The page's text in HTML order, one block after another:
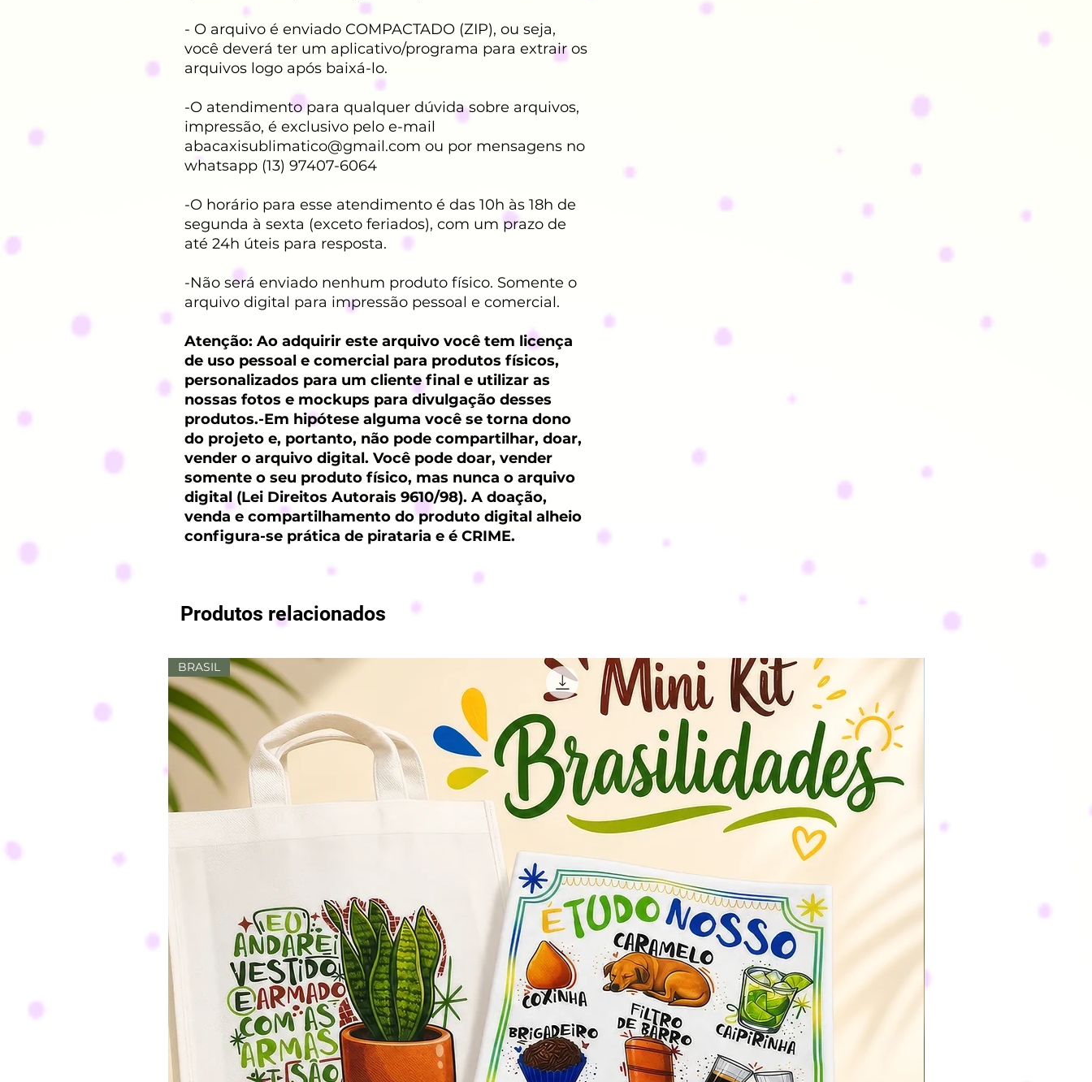
- O arquivo é enviado COMPACTADO (ZIP), ou seja,
você deverá ter um aplicativo/programa para extrair os
arquivos logo após baixá-lo.
-O atendimento para qualquer dúvida sobre arquivos,
impressão, é exclusivo pelo e-mail
abacaxisublimatico@gmail.com ou por mensagens no
whatsapp (13) 97407-6064
-O horário para esse atendimento é das 10h às 18h de
segunda à sexta (exceto feriados), com um prazo de
até 24h úteis para resposta.
-Não será enviado nenhum produto físico. Somente o
arquivo digital para impressão pessoal e comercial.
Atenção: Ao adquirir este arquivo você tem licença
de uso pessoal e comercial para produtos físicos,
personalizados para um cliente final e utilizar as
nossas fotos e mockups para divulgação desses
produtos.-Em hipótese alguma você se torna dono
do projeto e, portanto, não pode compartilhar, doar,
vender o arquivo digital. Você pode doar, vender
somente o seu produto físico, mas nunca o arquivo
digital (Lei Direitos Autorais 9610/98). A doação,
venda e compartilhamento do produto digital alheio
configura-se prática de pirataria e é CRIME.
Produtos relacionados
BRASIL